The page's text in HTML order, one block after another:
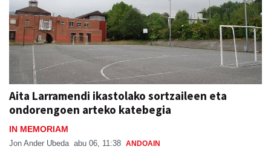
Aita Larramendi ikastolako sortzaileen eta
ondorengoen arteko katebegia
IN MEMORIAM
Jon Ander Ubeda abu 06, 11:38 ANDOAIN